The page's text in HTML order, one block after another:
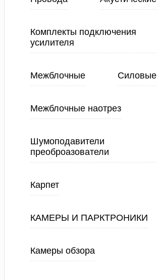
Комплекты подключения
усилителя
Межблочные Силовые
Межблочные наотрез
Шумоподавители
преоброазователи
Карпет
КАМЕРЫ И ПАРКТРОНИКИ
Камеры обзора